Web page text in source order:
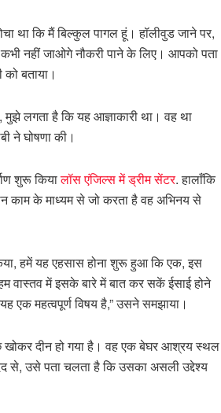
था कि मैं बिल्कुल पागल हूं। हॉलीवुड जाने पर,
नहीं जाओगे नौकरी पाने के लिए। आपको पता
बताया।
लगता है कि यह आज्ञाकारी था। वह था
ने घोषणा की।
शुरू कियालॉस एंजिल्स में ड्रीम सेंटर. हालाँकि
काम के माध्यम से जो करता है वह अभिनय से
हमें यह एहसास होना शुरू हुआ कि एक, इस
वास्तव में इसके बारे में बात कर सकें ईसाई होने
महत्वपूर्ण विषय है,” उसने समझाया।
खोकर दीन हो गया है। वह एक बेघर आश्रय स्थल
से, उसे पता चलता है कि उसका असली उद्देश्य